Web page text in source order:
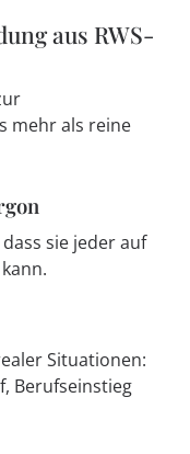
aus RWS-
mehr als reine
sie jeder auf
Situationen:
Berufseinstieg